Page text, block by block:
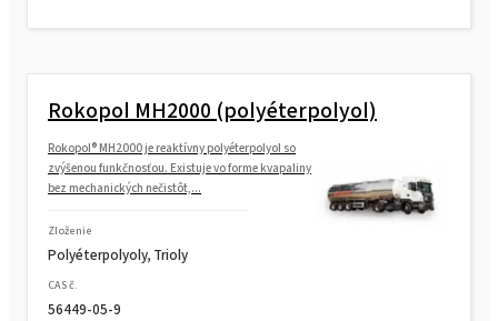
Rokopol® GS484 (polyéterpolyol)
Rokopol® M1140 (polyéterpolyol)
Rokopol MH2000 (polyéterpolyol)
Rokopol® MH2000 je reaktívny polyéterpolyol so
zvýšenou funkčnosťou. Existuje vo forme kvapaliny
bez mechanických nečistôt,...
Zloženie
Polyéterpolyoly, Trioly
CAS č.
56449-05-9